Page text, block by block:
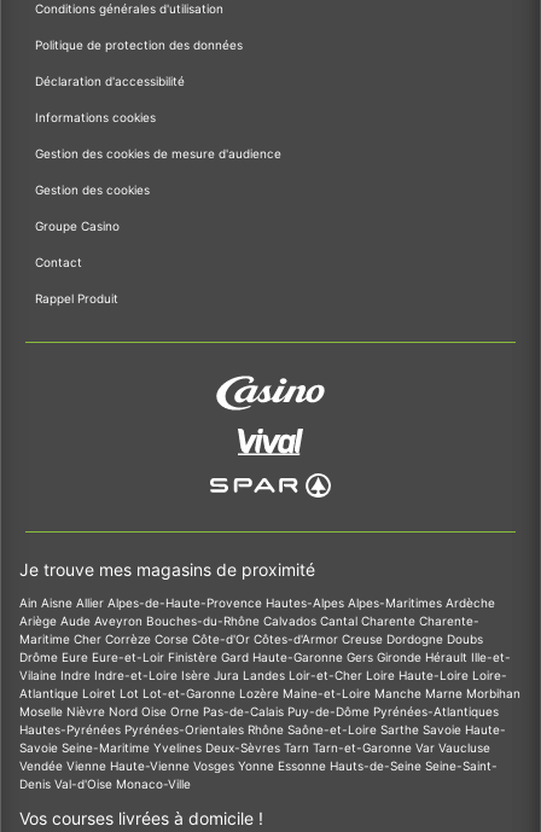
Conditions générales d'utilisation
Politique de protection des données
Déclaration d'accessibilité
Informations cookies
Gestion des cookies de mesure d'audience
Gestion des cookies
Groupe Casino
Contact
Rappel Produit
Je trouve mes magasins de proximité
Ain Aisne Allier Alpes-de-Haute-Provence Hautes-Alpes Alpes-Maritimes Ardèche
Ariège Aude Aveyron Bouches-du-Rhône Calvados Cantal Charente Charente-
Maritime Cher Corrèze Corse Côte-d'Or Côtes-d'Armor Creuse Dordogne Doubs
Drôme Eure Eure-et-Loir Finistère Gard Haute-Garonne Gers Gironde Hérault Ille-et-
Vilaine Indre Indre-et-Loire Isère Jura Landes Loir-et-Cher Loire Haute-Loire Loire-
Atlantique Loiret Lot Lot-et-Garonne Lozère Maine-et-Loire Manche Marne Morbihan
Moselle Nièvre Nord Oise Orne Pas-de-Calais Puy-de-Dôme Pyrénées-Atlantiques
Hautes-Pyrénées Pyrénées-Orientales Rhône Saône-et-Loire Sarthe Savoie Haute-
Savoie Seine-Maritime Yvelines Deux-Sèvres Tarn Tarn-et-Garonne Var Vaucluse
Vendée Vienne Haute-Vienne Vosges Yonne Essonne Hauts-de-Seine Seine-Saint-
Denis Val-d'Oise Monaco-Ville
Vos courses livrées à domicile !